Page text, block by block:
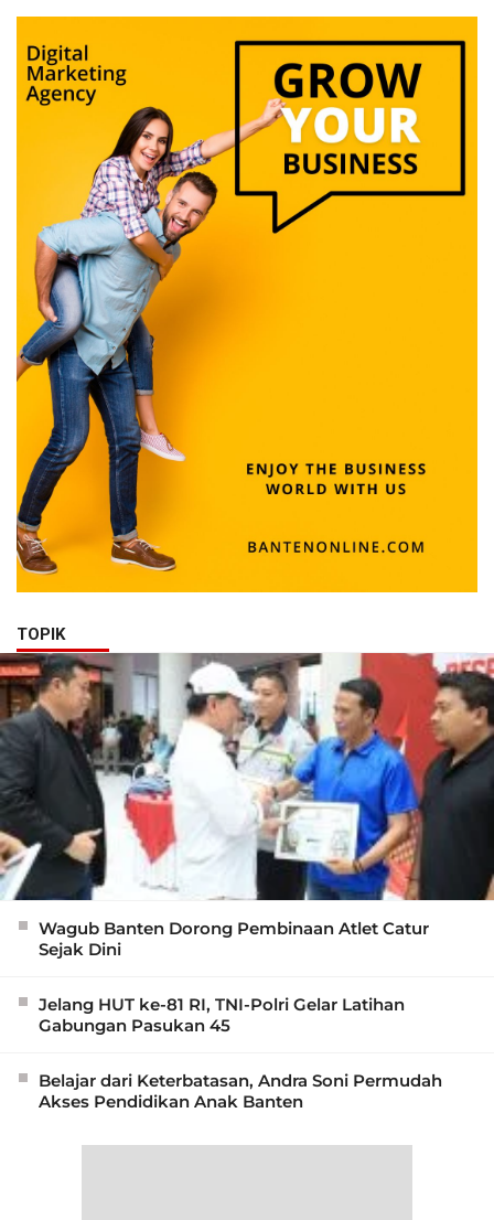
TOPIK
Wagub Banten Dorong Pembinaan Atlet Catur
Sejak Dini
Jelang HUT ke-81 RI, TNI-Polri Gelar Latihan
Gabungan Pasukan 45
Belajar dari Keterbatasan, Andra Soni Permudah
Akses Pendidikan Anak Banten